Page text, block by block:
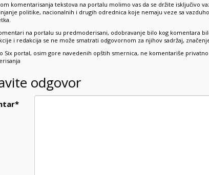
komentarisanja tekstova na portalu molimo vas da se držite isključivo
politike, nacionalnih i drugih odrednica koje nemaju veze sa
na portalu su predmoderisani, odobravanje bilo kog komentara
i redakcija se ne može smatrati odgovornom za njihov sadržaj,
Six portal, osim gore navedenih opštih smernica, ne komentariše
odgovor
*